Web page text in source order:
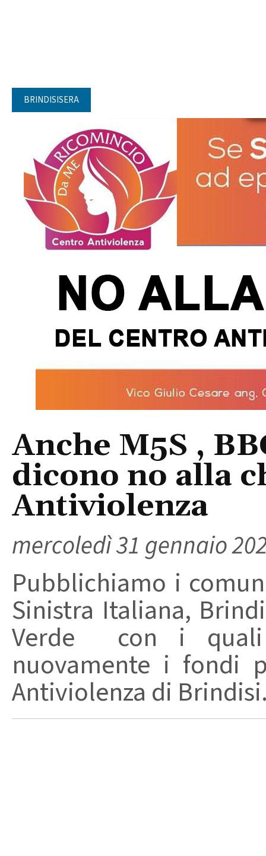
BRINDISISERA
Anche M5S ,
dicono no alla
Antiviolenza
mercoledì 31 gennaio
Pubblichiamo i
Sinistra Italiana,
Verde con i
nuovamente i fondi
Antiviolenza di Brindisi.